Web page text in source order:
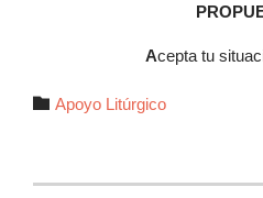
Acepta tu
 Autor
Apoyo Litúrgico